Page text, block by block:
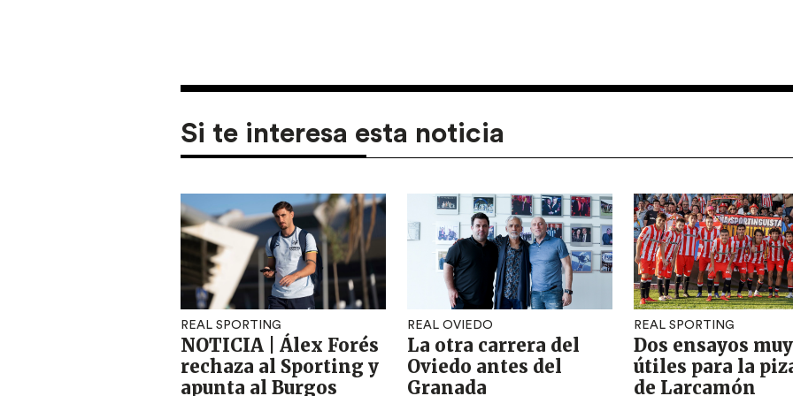
Si te interesa esta noticia
REAL SPORTING
NOTICIA | Álex Forés
rechaza al Sporting y
apunta al Burgos
REAL OVIEDO
La otra carrera del
Oviedo antes del
Granada
REAL SPORTING
Dos ensayos muy
útiles para la
de Larcamón